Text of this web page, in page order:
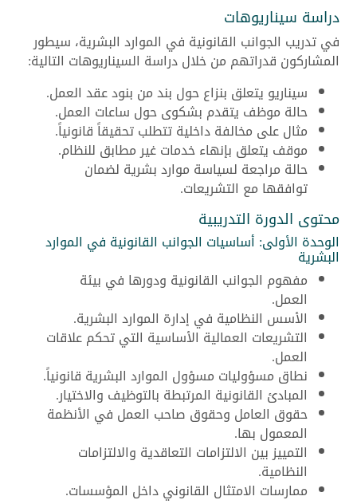
دراسة سيناريوهات
في تدريب الجوانب القانونية في الموارد البشرية، سيطور
المشاركون قدراتهم من خلال دراسة السيناريوهات التالية:
سيناريو يتعلق بنزاع حول بند من بنود عقد العمل.
حالة موظف يتقدم بشكوى حول ساعات العمل.
مثال على مخالفة داخلية تتطلب تحقيقاً قانونياً.
موقف يتعلق بإنهاء خدمات غير مطابق للنظام.
حالة مراجعة لسياسة موارد بشرية لضمان
توافقها مع التشريعات.
محتوى الدورة التدريبية
الوحدة الأولى: أساسيات الجوانب القانونية في الموارد
البشرية
مفهوم الجوانب القانونية ودورها في بيئة
العمل.
الأسس النظامية في إدارة الموارد البشرية.
التشريعات العمالية الأساسية التي تحكم علاقات
العمل.
نطاق مسؤوليات مسؤول الموارد البشرية قانونياً.
المبادئ القانونية المرتبطة بالتوظيف والاختيار.
حقوق العامل وحقوق صاحب العمل في الأنظمة
المعمول بها.
التمييز بين الالتزامات التعاقدية والالتزامات
النظامية.
ممارسات الامتثال القانوني داخل المؤسسات.